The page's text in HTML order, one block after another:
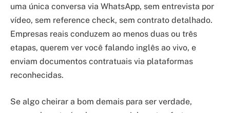
uma única conversa via WhatsApp, sem entrevista por
vídeo, sem reference check, sem contrato detalhado.
Empresas reais conduzem ao menos duas ou três
etapas, querem ver você falando inglês ao vivo, e
enviam documentos contratuais via plataformas
reconhecidas.
Se algo cheirar a bom demais para ser verdade,